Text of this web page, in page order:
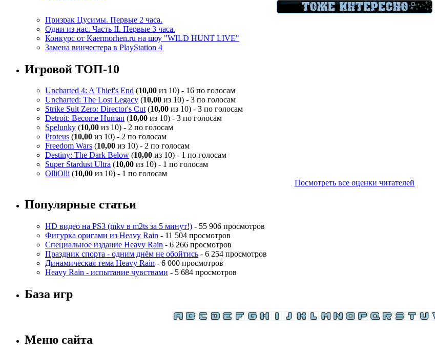
Призрак Цусимы. Первые 2 часа.
Одни из нас. Часть II. Первые 3 часа.
Конкурс от Kaermorhen.ru на шоу "WILD HUNT LIVE"
Замена винчестера в PlayStation 4
Игровой ТОП-10
Uncharted 4: A Thief's End (10,00 из 10) - 16 по голосам
Uncharted: The Lost Legacy (10,00 из 10) - 3 по голосам
Strike Suit Zero: Director's Cut(10,00 из 10) - 3 по голосам
Detroit: Become Human (10,00 из 10) - 3 по голосам
Spelunky (10,00 из 10) - 2 по голосам
Proteus (10,00 из 10) - 2 по голосам
Freedom Wars (10,00 из 10) - 2 по голосам
Destiny: The Dark Below (10,00 из 10) - 1 по голосам
Super Stardust Ultra (10,00 из 10) - 1 по голосам
OlliOlli (10,00 из 10) - 1 по голосам
Посмотреть все оценки читателей
Популярные статьи
HD видео на PS3 (mkv в m2ts за 5 минут!) - 55 906 просмотров
Фигурка оригами из Heavy Rain - 11 504 просмотров
Специальное издание Heavy Rain - 6 266 просмотров
Праздник спорта - одним днём не обойтись - 6 254 просмотров
Динамическая тема Heavy Rain - 6 000 просмотров
Heavy Rain - испытание чувствами - 5 684 просмотров
База игр
Меню сайта